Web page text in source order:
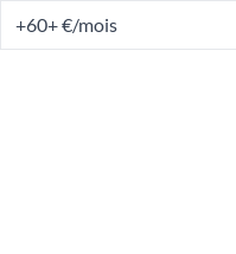
+60+ €/mois